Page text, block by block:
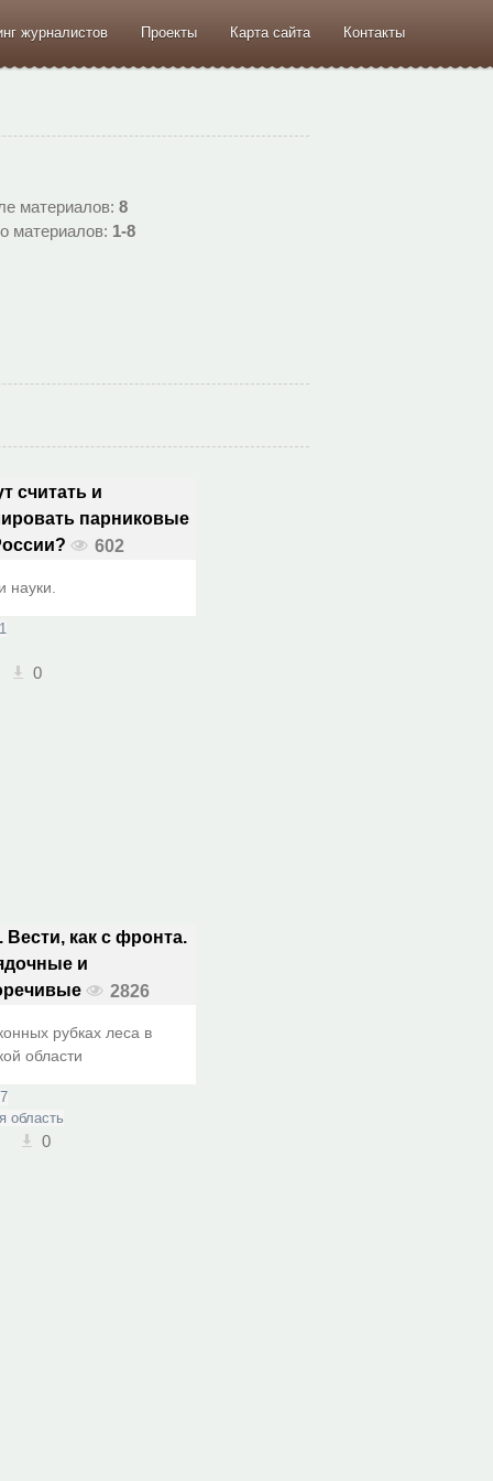
журналистов Проекты Карта сайта Контакты
материалов:8
материалов: 1-8
считать и
парниковые
602
науки.
0
Вести, как с фронта.
и
2826
рубках леса в
области
область
0